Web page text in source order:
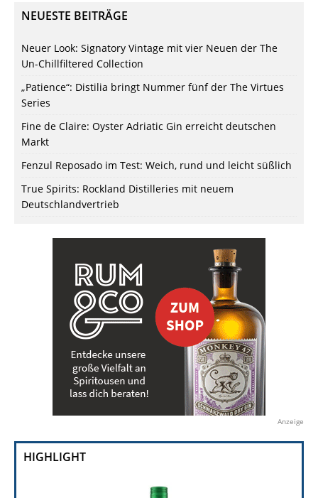
NEUESTE BEITRÄGE
Neuer Look: Signatory Vintage mit vier Neuen der The
Un-Chillfiltered Collection
„Patience“: Distilia bringt Nummer fünf der The Virtues
Series
Fine de Claire: Oyster Adriatic Gin erreicht deutschen
Markt
Fenzul Reposado im Test: Weich, rund und leicht süßlich
True Spirits: Rockland Distilleries mit neuem
Deutschlandvertrieb
Anzeige
HIGHLIGHT